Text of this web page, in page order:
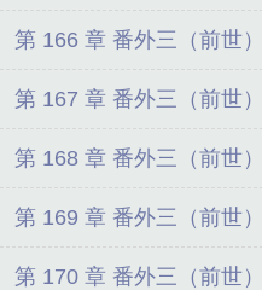
第 166 章 番外三（前世
第 167 章 番外三（前世
第 168 章 番外三（前世
第 169 章 番外三（前世
第 170 章 番外三（前世